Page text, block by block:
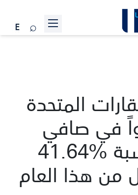
إلينا
معنا
المتحدة
في صافي
الأرباح بنسبة %41.64
من هذا العام